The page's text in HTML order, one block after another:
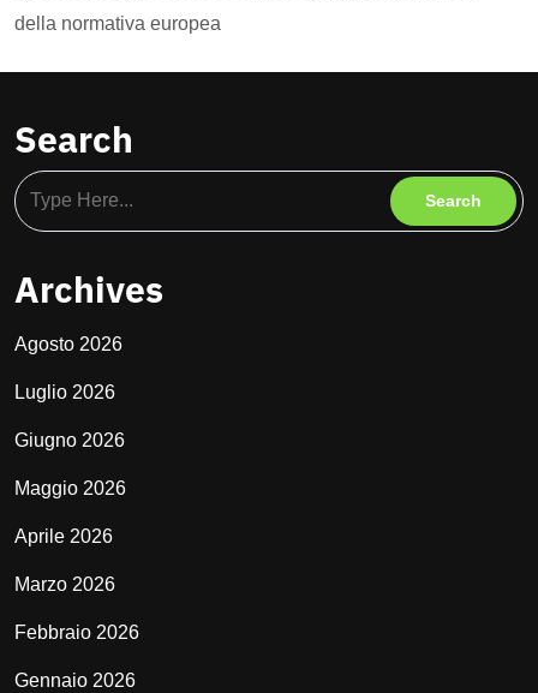
della normativa europea
Search
Archives
Agosto 2026
Luglio 2026
Giugno 2026
Maggio 2026
Aprile 2026
Marzo 2026
Febbraio 2026
Gennaio 2026